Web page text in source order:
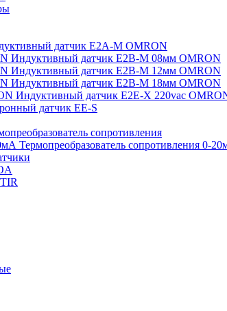
датчик E2A-M OMRON
Индуктивный датчик E2B-M 08мм OMRON
Индуктивный датчик E2B-M 12мм OMRON
Индуктивный датчик E2B-M 18мм OMRON
Индуктивный датчик E2E-X 220vac
датчик EE-S
сопротивления
Термопреобразователь сопротивления 0-